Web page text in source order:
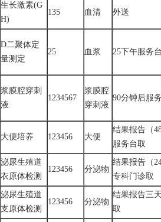
生长激素(G
H)
135 血清 外送
D二聚体定
量测定
25 血浆 25下午服务
浆膜腔穿刺
液
1234567
浆膜腔
穿刺液
90分钟后服
大便培养 123456 大便
结果报告（
服务台取
泌尿生殖道
衣原体检测
123456 分泌物
结果报告（
专科门诊取
泌尿生殖道
支原体检测
123456 分泌物
结果报告三
取